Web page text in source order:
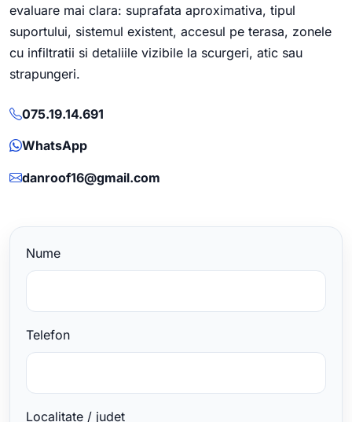
evaluare mai clara: suprafata aproximativa, tipul
suportului, sistemul existent, accesul pe terasa, zonele
cu infiltratii si detaliile vizibile la scurgeri, atic sau
strapungeri.
075.19.14.691
WhatsApp
danroof16@gmail.com
Nume
Telefon
Localitate / judet